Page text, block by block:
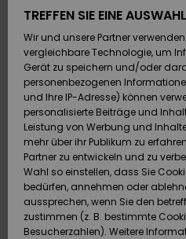
Flip-
Surf
Snow
Flip-
Surf
Snow
FRAUEN
Snow
SURF
Kinder
SNOW
Kinder
Snow
Damen
DOPPELTER
RABATT
KINDER
Outlet
Frauen
HILFE & KONTAKT
Retouren
Bezahlung
Quiksilver
Freedom
TREFFEN SIE EINE
Wir und unsere Partner
vergleichbare Technologie, um
Gerät zu speichern und/oder
personenbezogenen
und Ihre IP-Adresse) können
personalisierte Beiträge und
Leistung von Werbung und
mehr über ihr Publikum zu
Partner zu entwickeln und zu
Wahl so einstellen, dass Sie
bedürfen, annehmen oder
aussprechen, wenn Sie den
zustimmen (z. B. bestimmte
Besucherzahlen). Weitere